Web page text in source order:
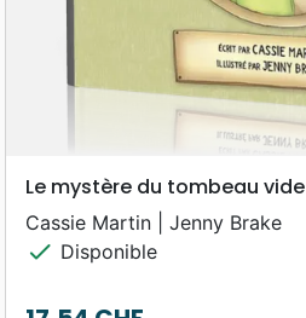
Le mystère du tombeau vide
Cassie Martin | Jenny Brake
check Disponible